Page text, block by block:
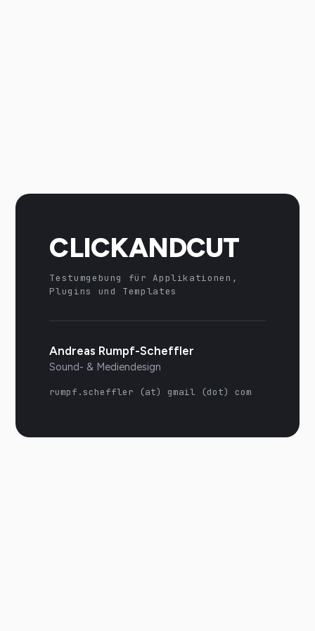
CLICKANDCUT
Testumgebung für Applikationen,
Plugins und Templates
Andreas Rumpf-Scheffler
Sound- & Mediendesign
rumpf.scheffler (at) gmail (dot) com